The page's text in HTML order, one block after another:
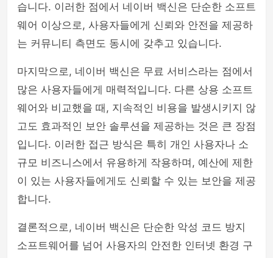
습니다. 이러한 점에서 네이버 백신은 단순한 소프트
웨어 이상으로, 사용자들에게 신뢰와 안전을 제공하
는 커뮤니티 측면도 동시에 갖추고 있습니다.
마지막으로, 네이버 백신은 무료 서비스라는 점에서
많은 사용자들에게 매력적입니다. 다른 상용 소프트
웨어와 비교했을 때, 지속적인 비용을 발생시키지 않
고도 효과적인 보안 솔루션을 제공하는 것은 큰 장점
입니다. 이러한 접근 방식은 특히 개인 사용자나 소
규모 비즈니스에서 유용하게 작용하며, 예산에 제한
이 있는 사용자들에게도 신뢰할 수 있는 보안을 제공
합니다.
결론적으로, 네이버 백신은 단순한 악성 코드 방지
소프트웨어를 넘어 사용자의 안전한 인터넷 환경 구